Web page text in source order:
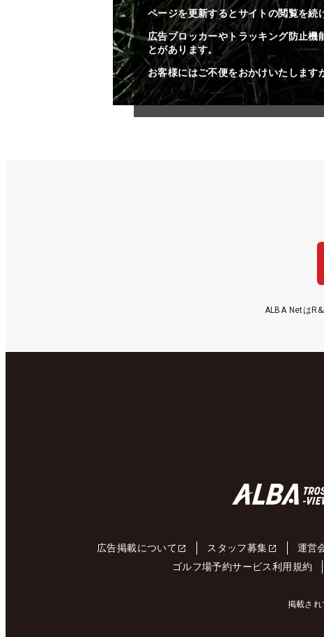
ページを更新するとサイトの閲覧を続
広告ブロッカーやトラッキング防止機
とがあります。
お客様にはご不便をおかけいたします
ALBA Netは
広告掲載について スタッフ募集 運営
ゴルフ場予約サービス利用規約
掲載さ